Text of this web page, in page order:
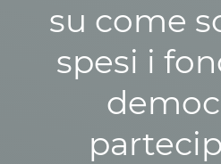
su come
spesi i